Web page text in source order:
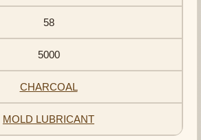
58
5000
CHARCOAL
MOLD LUBRICANT